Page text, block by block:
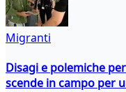
Migranti
Disagi e polemiche
scende in campo per